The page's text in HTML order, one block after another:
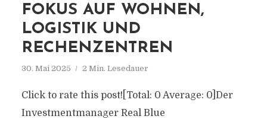
FOKUS AUF WOHNEN,
LOGISTIK UND
RECHENZENTREN
30. Mai 2025 2 Min. Lesedauer
Click to rate this post![Total: 0 Average: 0]Der
Investmentmanager Real Blue